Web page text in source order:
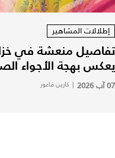
إطلالات المشاهير
تفاصيل منعشة في
يعكس بهجة الأجواء
07 آب 2026 | كارين فاعور